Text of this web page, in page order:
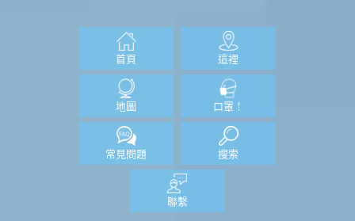
首頁 這裡
地圖 口罩！
常見問題 搜索
聯繫